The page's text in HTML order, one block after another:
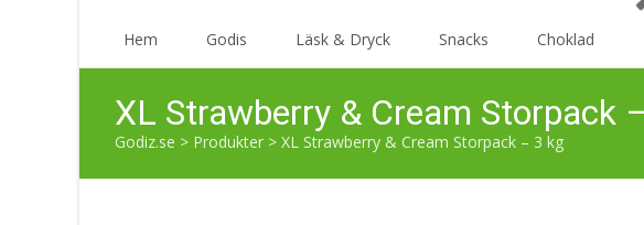
Hem Godis Läsk & Dryck Snacks Choklad
XL Strawberry & Cream Storpack
Godiz.se > Produkter > XL Strawberry & Cream Storpack – 3 kg